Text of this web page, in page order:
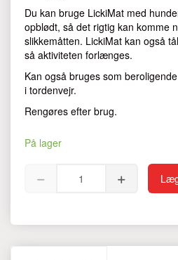
Du kan bruge LickiMat med
opblødt, så det rigtig kan komme
slikkemåtten. LickiMat kan også
så aktiviteten forlænges.
Kan også bruges som
i tordenvejr.
Rengøres efter brug.
På lager